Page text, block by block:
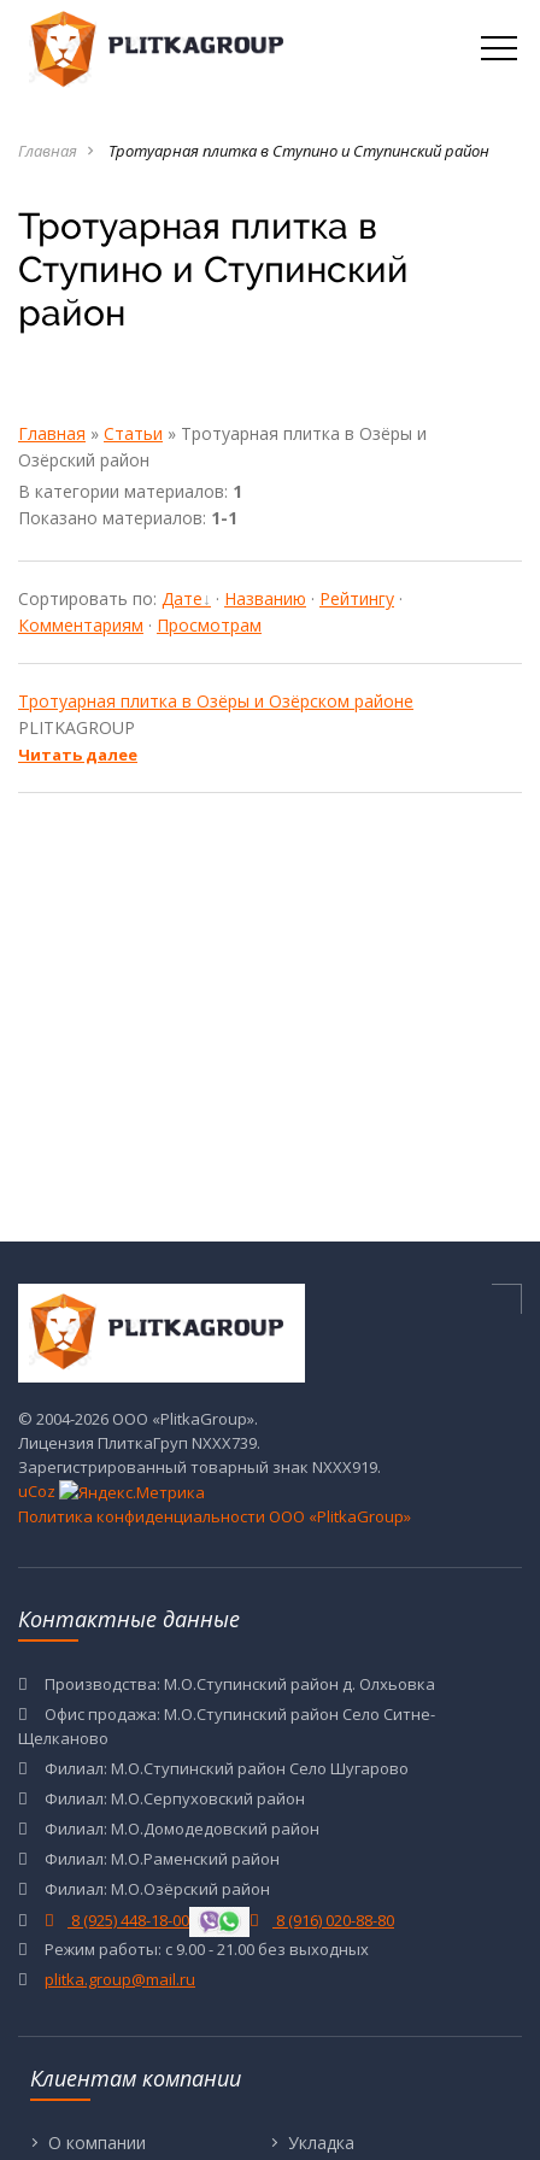
Главная navigate_next Тротуарная плитка в Ступино и Ступинский район
Тротуарная плитка в
Ступино и Ступинский
район
Главная » Статьи » Тротуарная плитка в Озёры и
Озёрский район
В категории материалов: 1
Показано материалов: 1-1
Сортировать по: Дате · Названию · Рейтингу ·
Комментариям · Просмотрам
Тротуарная плитка в Озёры и Озёрском районе
PLITKAGROUP
Читать далее
© 2004-2026 ООО «PlitkaGroup».
Лицензия ПлиткаГруп NХХХ739.
Зарегистрированный товарный знак NХХХ919.
uCoz
Политика конфиденциальности ООО «PlitkaGroup»
Контактные данные
Производства: М.О.Ступинский район д. Олхьовка
Офис продажа: М.О.Ступинский район Село Ситне-
Щелканово
Филиал: М.О.Ступинский район Село Шугарово
Филиал: М.О.Серпуховский район
Филиал: М.О.Домодедовский район
Филиал: М.О.Раменский район
Филиал: М.О.Озёрский район
8 (925) 448-18-00
8 (916) 020-88-80
Режим работы: с 9.00 - 21.00 без выходных
plitka.group@mail.ru
Клиентам компании
О компании Укладка